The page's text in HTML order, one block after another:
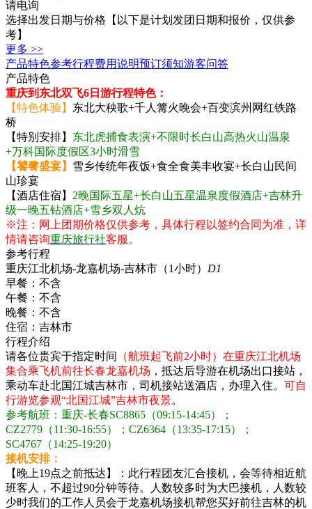
请电询
选择出发日期与价格 【以下是计划发团日期和报价，仅供参
考】
更多 >>
产品特色参考行程费用说明预订须知游客问答
产品特色
重庆到东北双飞6日游行程特色：
【特色体验】 东北大秧歌+千人篝火晚会+百变滨州网红铁路
桥
【特别安排】 东北虎捕食表演+不限时长白山高热火山温泉
+万科国际度假区3小时滑雪
【饕餮盛宴】 雪乡传统年夜饭+食全食美丰收宴+长白山民间
山珍宴
【酒店住宿】 2晚国际五星+长白山五星温泉度假酒店+吉林升
级一晚五钻酒店+雪乡双人炕
※注：网上团期价格仅供参考，具体行程以签约合同为准，详
情请咨询重庆旅行社客服。
参考行程
重庆江北机场-龙嘉机场-吉林市（1小时） D1
早餐： 不含
午餐： 不含
晚餐： 不含
住宿： 吉林市
行程介绍
请各位贵宾于指定时间
（航班起飞前2小时）在重庆江北机场
集合乘飞机前往长春龙嘉机场 ，抵达后导游在机场出口接站，
乘动车赴北国江城吉林市，司机接站送酒店，办理入住。 可自
行游览参观“北国江城”吉林市夜景。
参考航班：重庆-长春SC8865（09:15-14:45）；
CZ2779（11:30-16:55）；CZ6364（13:35-17:15）；
SC4767（14:25-19:20）
接机安排：
【晚上19点之前抵达】：此行程团友汇合接机，会等待相近航
班客人，不超过90分钟等待。人数较多时为大巴接机，人数较
少时我们的工作人员会于龙嘉机场接机帮您买好前往吉林的机